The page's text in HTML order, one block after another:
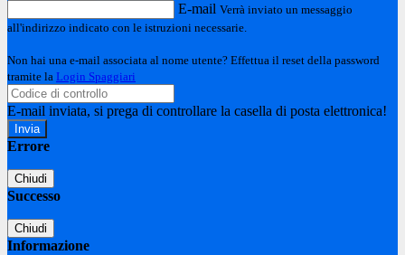
E-mail Verrà inviato un messaggio
all'indirizzo indicato con le istruzioni necessarie.
Non hai una e-mail associata al nome utente? Effettua il reset della password
tramite la Login Spaggiari
E-mail inviata, si prega di controllare la casella di posta elettronica!
Errore
Chiudi
Successo
Chiudi
Informazione